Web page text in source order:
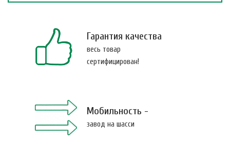
Гарантия качества
весь товар
сертифицирован!
Мобильность -
завод на шасси